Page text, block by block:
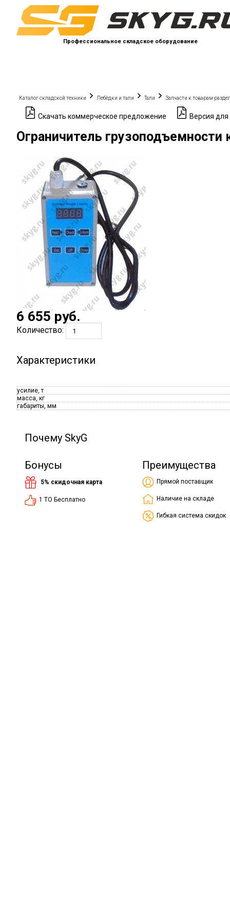
Профессиональное складское оборудование
Каталог складской техники Лебёдки и тали Тали Запчасти к товарам
Скачать коммерческое предложение Версия
Ограничитель грузоподъемности
6 655руб.
Количество:
Характеристики
усилие, т
масса, кг
габариты, мм
Почему SkyG
Бонусы
5% скидочная карта
1 ТО Бесплатно
Преимущества
Прямой поставщик
Наличие на складе
Гибкая система скидок